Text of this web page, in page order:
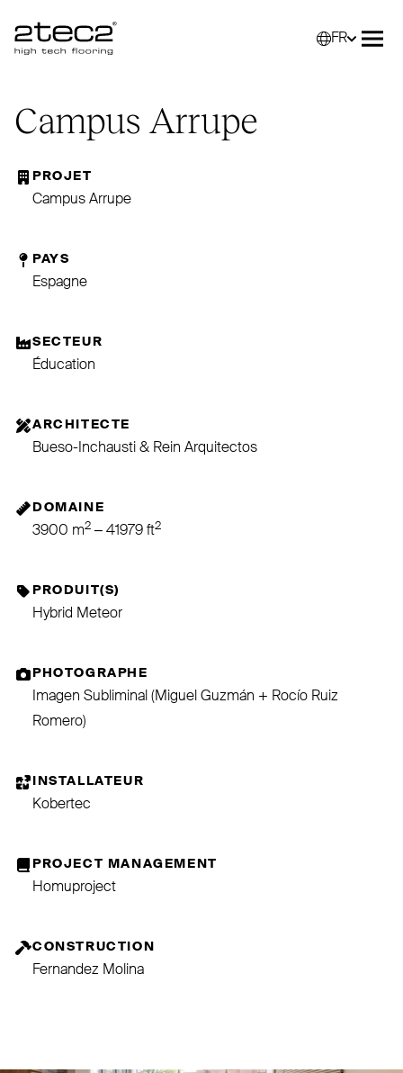
Primary
FR
Campus Arrupe
PROJET
Campus Arrupe
PAYS
Espagne
SECTEUR
Éducation
ARCHITECTE
Bueso-Inchausti & Rein Arquitectos
DOMAINE
3900 m2 – 41979 ft2
PRODUIT(S)
Hybrid Meteor
PHOTOGRAPHE
Imagen Subliminal (Miguel Guzmán + Rocío Ruiz
Romero)
INSTALLATEUR
Kobertec
PROJECT MANAGEMENT
Homuproject
CONSTRUCTION
Fernandez Molina